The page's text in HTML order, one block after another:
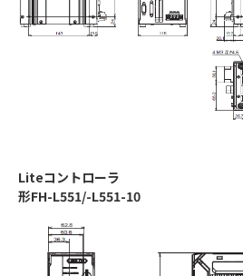
Liteコントローラ
形FH-L551/-L551-10